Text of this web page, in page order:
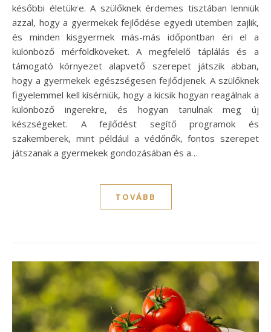
későbbi életükre. A szülőknek érdemes tisztában lenniük
azzal, hogy a gyermekek fejlődése egyedi ütemben zajlik,
és minden kisgyermek más-más időpontban éri el a
különböző mérföldköveket. A megfelelő táplálás és a
támogató környezet alapvető szerepet játszik abban,
hogy a gyermekek egészségesen fejlődjenek. A szülőknek
figyelemmel kell kísérniük, hogy a kicsik hogyan reagálnak a
különböző ingerekre, és hogyan tanulnak meg új
készségeket. A fejlődést segítő programok és
szakemberek, mint például a védőnők, fontos szerepet
játszanak a gyermekek gondozásában és a…
TOVÁBB